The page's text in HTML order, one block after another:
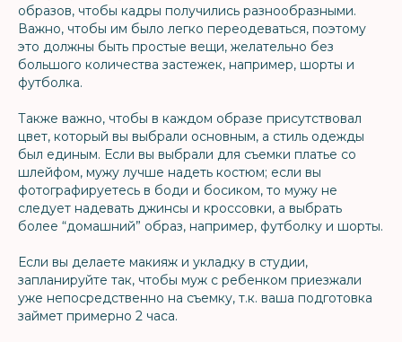
образов, чтобы кадры получились разнообразными.
Важно, чтобы им было легко переодеваться, поэтому
это должны быть простые вещи, желательно без
большого количества застежек, например, шорты и
футболка.
Также важно, чтобы в каждом образе присутствовал
цвет, который вы выбрали основным, а стиль одежды
был единым. Если вы выбрали для съемки платье со
шлейфом, мужу лучше надеть костюм; если вы
фотографируетесь в боди и босиком, то мужу не
следует надевать джинсы и кроссовки, а выбрать
более “домашний” образ, например, футболку и шорты.
Если вы делаете макияж и укладку в студии,
запланируйте так, чтобы муж с ребенком приезжали
уже непосредственно на съемку, т.к. ваша подготовка
займет примерно 2 часа.